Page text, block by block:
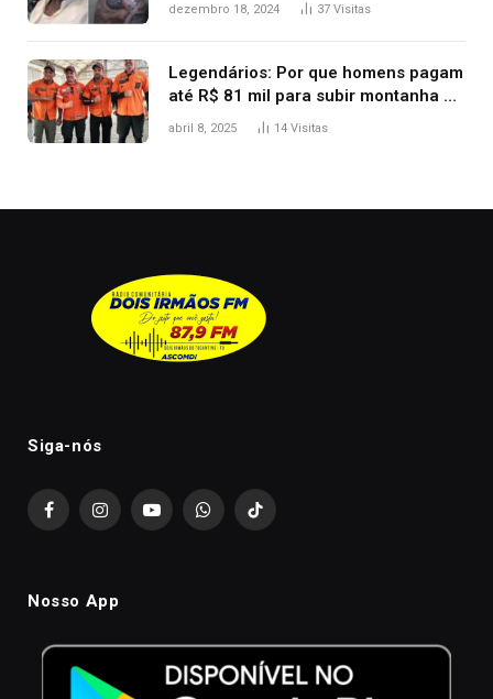
dezembro 18, 2024 37 Visitas
Legendários: Por que homens pagam
até R$ 81 mil para subir montanha e
melhorar casamento?
abril 8, 2025 14 Visitas
Siga-nós
FacebookInstagramYouTubeWhatsAppTikTok
Nosso App